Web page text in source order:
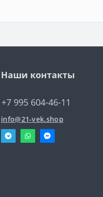
Наши контакты
+7 995 604-46-11
info@21-vek.shop